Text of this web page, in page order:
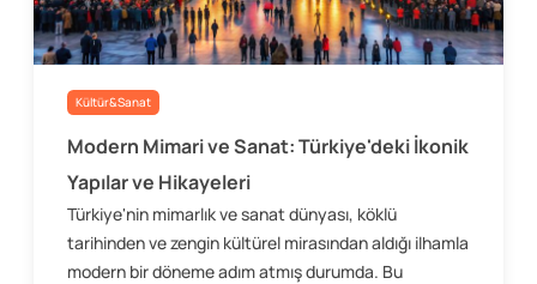
Kültür&Sanat
Modern Mimari ve Sanat: Türkiye'deki İkonik
Yapılar ve Hikayeleri
Türkiye'nin mimarlık ve sanat dünyası, köklü
tarihinden ve zengin kültürel mirasından aldığı ilhamla
modern bir döneme adım atmış durumda. Bu